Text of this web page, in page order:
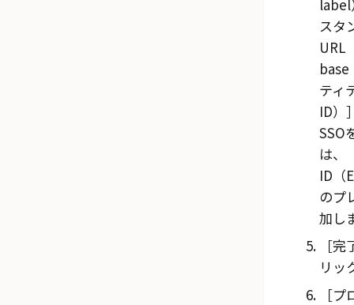
label
スタ
URL
base
ティ
ID）
SSO
は、
ID（
のプ
加し
完
リッ
プ